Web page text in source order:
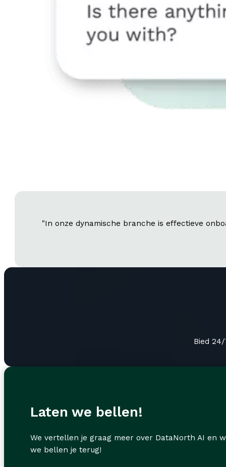
"In onze dynamische branche is effectieve
Bied
Laten we bellen!
We vertellen je graag meer over DataNorth AI en
we bellen je terug!